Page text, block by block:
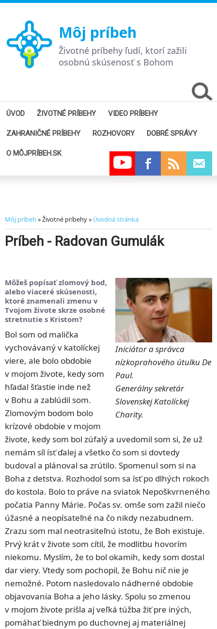
Môj príbeh
Životné príbehy ľudí, ktorí zažili
osobnú skúsenosť s Bohom
ÚVOD ŽIVOTNÉ PRÍBEHY VIDEO PRÍBEHY
ZAHRANIČNÉ PRÍBEHY ROZHOVORY DOBRÉ SPRÁVY
O MÔJPRÍBEH.SK
Môj príbeh » Životné príbehy » Úvodná stránka
Príbeh - Radovan Gumulák
Iniciátor a správca
nízkoprahového útulku De
Paul.
Generálny sekretár
Slovenskej Katolíckej
Charity.
Môžeš popísať zlomový bod,
alebo viaceré skúsenosti,
ktoré znamenali zmenu v
Tvojom živote skrze osobné
stretnutie s Kristom?
Bol som od malička
vychovávaný v katolíckej
viere, ale bolo obdobie
v mojom živote, kedy som
hľadal šťastie inde než
v Bohu a zablúdil som.
Zlomovým bodom bolo
krízové obdobie v mojom
živote, kedy som bol zúfalý a uvedomil som si, že už
nemám síl ísť ďalej a všetko čo som si dovtedy
budoval a plánoval sa zrútilo. Spomenul som si na
Boha z detstva. Rozhodol som sa ísť po dlhých rokoch
do kostola. Bolo to práve na sviatok Nepoškvrneného
počatia Panny Márie. Počas sv. omše som zažil niečo
úžasné a neopísateľné na čo nikdy nezabudnem.
Zrazu som mal neotrasiteľnú istotu, že Boh existuje.
Prvý krát v živote som cítil, že modlitbu hovorím
niekomu. Myslím, že to bol okamih, kedy som dostal
dar viery. Vtedy som pochopil, že Bohu nič nie je
nemožné. Potom nasledovalo nádherné obdobie
objavovania Boha a jeho lásky. Spolu so zmenou
v mojom živote prišla aj veľká túžba žiť pre iných,
pomáhať biednym po duchovnej aj materiálnej